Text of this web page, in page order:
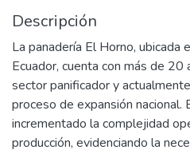
Descripción
La panadería El Horno, ubicada
Ecuador, cuenta con más de
sector panificador y
proceso de expansión nacional.
incrementado la complejidad
producción, evidenciando la